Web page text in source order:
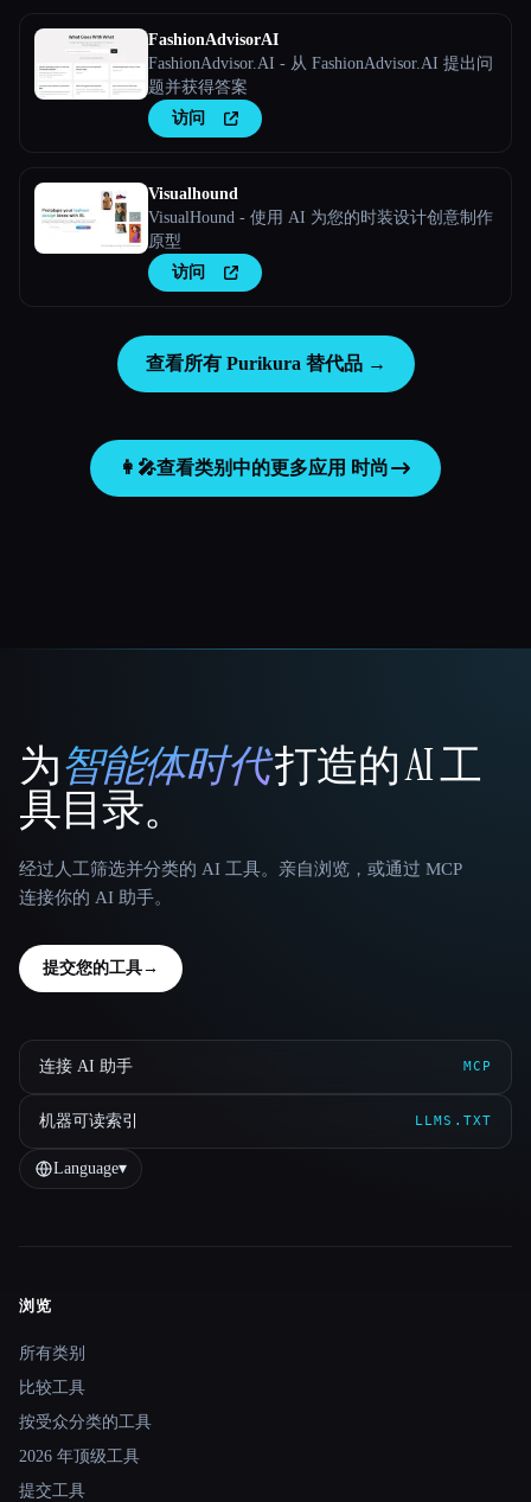
FashionAdvisorAI
FashionAdvisor.AI - 从 FashionAdvisor.AI 提出问
题并获得答案
访问
Visualhound
VisualHound - 使用 AI 为您的时装设计创意制作
原型
访问
查看所有 Purikura 替代品 →
👩‍🎤查看类别中的更多应用 时尚
That AI Collection
为智能体时代打造的 AI 工
具目录。
经过人工筛选并分类的 AI 工具。亲自浏览，或通过 MCP
连接你的 AI 助手。
提交您的工具→
连接 AI 助手 MCP
机器可读索引 LLMS.TXT
Language▾
Site navigation
浏览
所有类别
比较工具
按受众分类的工具
2026 年顶级工具
提交工具